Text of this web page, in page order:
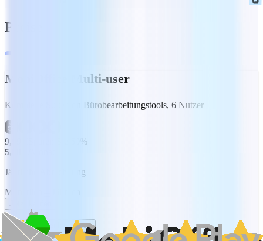
Preise
MobiOffice Multi-user
Komplette Suite von Bürobearbeitungstools, 6 Nutzer
9,99 €
Sparen Sie 50%
5,00 €
Jährliche Abrechnung
Monatlich
7 Tage kostenlos testen